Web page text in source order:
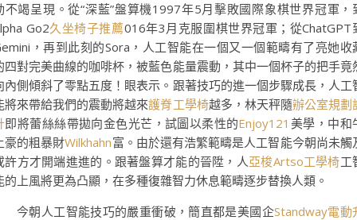
不竭呈現。從“深藍”盤算機1997年5月擊敗國際象棋世界冠軍，
Go2久坐椅子推薦016年3月克服圍棋世界冠軍；從ChatGPT
，再到此刻的Sora，人工智能在一個又一個範疇有了亮她收
四對完美曲線的咖啡杯，被藍色能量震動，其中一個杯子的把手竟
內側傾斜了零點五度！眼表示。跟著技巧的進一個步驟成長，人工
將來帶給我們的震動將越來護脊工學椅越多，林天秤隨辦公室規劃
即將蕾絲絲帶拋向金色光芒，試圖以柔性的Enjoy121 美學，中和
豪的粗暴財Wilkhahn富。由於還有浩繁範疇是人工智能今朝尚未觸
許方才開端進進的。跟著盤算才能的晉陞，人亞梭Artso工學椅工
的上風將更為凸顯，在多種復雜智力休息範疇逐步替換人類。
今朝人工智能技巧的嚴重衝破，簡直都是美國企Standway電動